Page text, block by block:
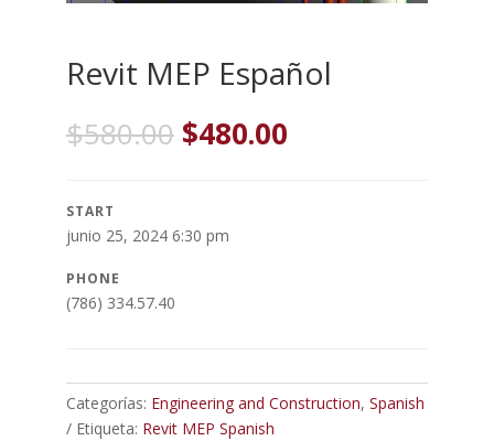
Revit MEP Español
$580.00 El
precio
$580.00.
$480.00El
START
junio 25, 2024 6:30 pm
PHONE
(786) 334.57.40
Categorías: Engineering and Construction, Spanish
Etiqueta: Revit MEP Spanish